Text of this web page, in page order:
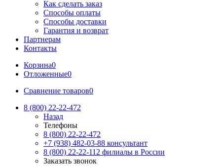
Как сделать заказ
Способы оплаты
Способы доставки
Гарантия и возврат
Партнерам
Контакты
Корзина0
Отложенные0
Сравнение товаров0
8 (800) 22-22-472
Назад
Телефоны
8 (800) 22-22-472
+7 (938) 482-03-88 консультант
8 (800) 22-22-112 филиалы в России
Заказать звонок